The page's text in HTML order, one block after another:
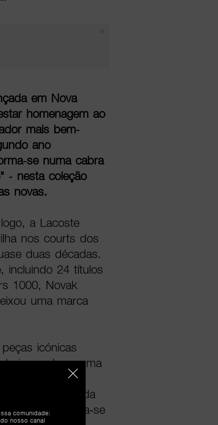
em Nova
homenagem ao
mais bem-
ano
se numa cabra
- nesta coleção
novas.
a Lacoste
nos courts dos
duas décadas.
incluindo 24 títulos
1000, Novak
uma marca
icónicas
calças, uma
que mostram
Desenvolvida
encontra-se
comunidade:
nosso canal